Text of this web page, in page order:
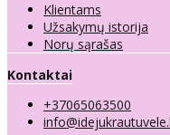
Klientams
Užsakymų istorija
Norų sąrašas
Kontaktai
+37065063500